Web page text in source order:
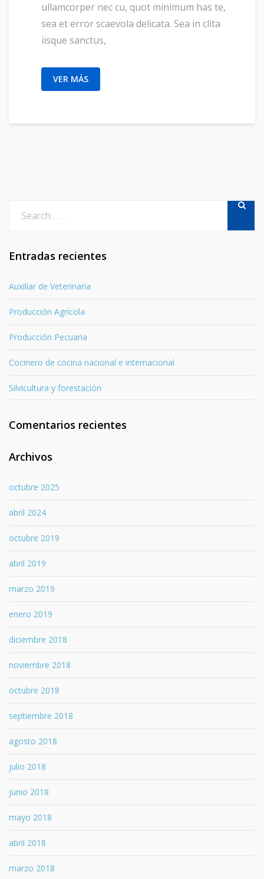
ullamcorper nec cu, quot minimum has te,
sea et error scaevola delicata. Sea in clita
iisque sanctus,
VER MÁS
Entradas recientes
Auxiliar de Veterinaria
Producción Agrícola
Producción Pecuaria
Cocinero de cocina nacional e internacional
Silvicultura y forestación
Comentarios recientes
Archivos
octubre 2025
abril 2024
octubre 2019
abril 2019
marzo 2019
enero 2019
diciembre 2018
noviembre 2018
octubre 2018
septiembre 2018
agosto 2018
julio 2018
junio 2018
mayo 2018
abril 2018
marzo 2018